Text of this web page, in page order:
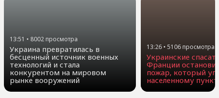
13:51 • 8002 просмотра
Украина превратилась в
бесценный источник военных
технологий и стала
конкурентом на мировом
рынке вооружений
13:26 • 5106просмотра
Украинские
Франции
пожар, который
населенному